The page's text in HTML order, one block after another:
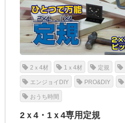
2ｘ4材 1ｘ4材 定規
エンジョイDIY PRO&DIY
おうち時間
2ｘ4・1ｘ4専用定規